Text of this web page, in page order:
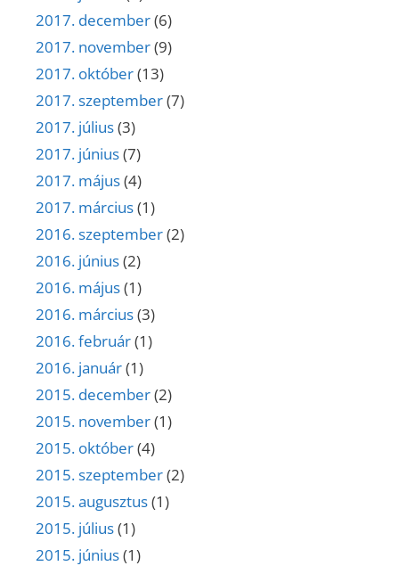
2017. december(6)
2017. november(9)
2017. október(13)
2017. szeptember(7)
2017. július(3)
2017. június(7)
2017. május(4)
2017. március(1)
2016. szeptember(2)
2016. június(2)
2016. május(1)
2016. március(3)
2016. február(1)
2016. január(1)
2015. december(2)
2015. november(1)
2015. október(4)
2015. szeptember(2)
2015. augusztus(1)
2015. július(1)
2015. június(1)